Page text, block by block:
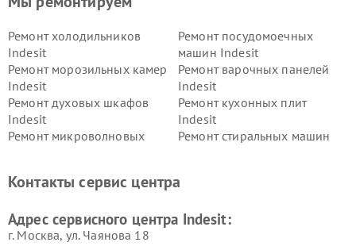
Ремонт холодильников
Indesit
Ремонт посудомоечных
машин Indesit
Ремонт морозильных камер
Indesit
Ремонт варочных панелей
Indesit
Ремонт духовых шкафов
Indesit
Ремонт кухонных плит
Indesit
Ремонт микроволновых
Ремонт стиральных машин
Indesit
Indesit
Контакты сервис центра
Адрес сервисного центра Indesit:
г. Москва, ул. Чаянова 18